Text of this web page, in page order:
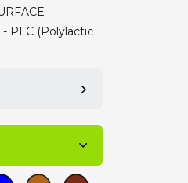
- PLC (Polylactic